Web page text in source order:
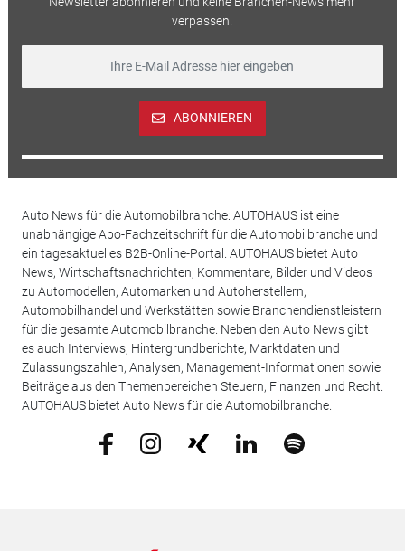
verpassen.
ABONNIEREN
Auto News für die Automobilbranche: AUTOHAUS ist eine
unabhängige Abo-Fachzeitschrift für die Automobilbranche und
ein tagesaktuelles B2B-Online-Portal. AUTOHAUS bietet Auto
News, Wirtschaftsnachrichten, Kommentare, Bilder und Videos
zu Automodellen, Automarken und Autoherstellern,
Automobilhandel und Werkstätten sowie Branchendienstleistern
für die gesamte Automobilbranche. Neben den Auto News gibt
es auch Interviews, Hintergrundberichte, Marktdaten und
Zulassungszahlen, Analysen, Management-Informationen sowie
Beiträge aus den Themenbereichen Steuern, Finanzen und Recht.
AUTOHAUS bietet Auto News für die Automobilbranche.